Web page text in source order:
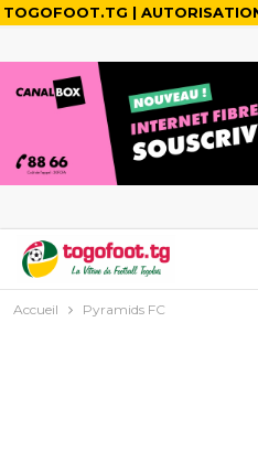
TOGOFOOT.TG |
Accueil Pyramids FC